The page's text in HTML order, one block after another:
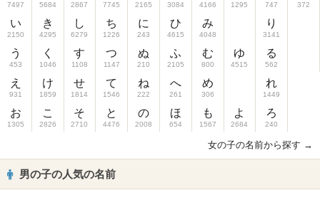
7497
い
2150
う
453
え
931
お
1305
5684
き
4295
く
1046
け
1859
こ
2826
2867
し
6279
す
1108
せ
1814
そ
2710
7745
ち
1226
つ
1147
て
1546
と
4476
2165
に
243
ぬ
210
ね
222
の
2008
3084
ひ
4615
ふ
2105
へ
261
ほ
654
4166
み
4048
む
800
め
306
も
1567
1295
ゆ
4515
よ
2684
747
り
3141
る
562
れ
1449
ろ
240
372
女の子の名前から探す →
男の子の人気の名前